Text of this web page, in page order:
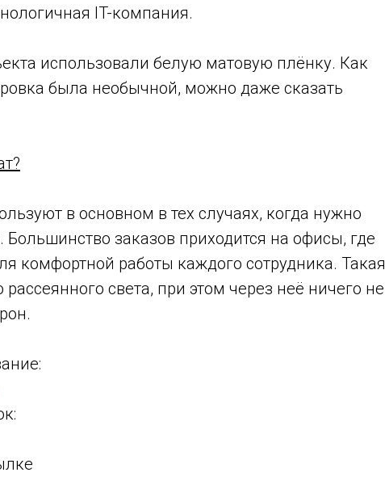
IT-компания.
использовали белую матовую плёнку. Как
была необычной, можно даже сказать
в основном в тех случаях, когда нужно
Большинство заказов приходится на офисы, где
комфортной работы каждого сотрудника. Такая
света, при этом через неё ничего не